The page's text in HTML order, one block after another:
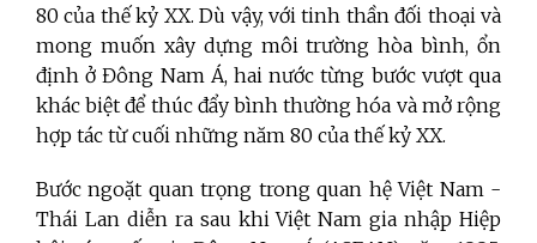
80 của thế kỷ XX. Dù vậy, với tinh thần đối thoại và
mong muốn xây dựng môi trường hòa bình, ổn
định ở Đông Nam Á, hai nước từng bước vượt qua
khác biệt để thúc đẩy bình thường hóa và mở rộng
hợp tác từ cuối những năm 80 của thế kỷ XX.
Bước ngoặt quan trọng trong quan hệ Việt Nam -
Thái Lan diễn ra sau khi Việt Nam gia nhập Hiệp